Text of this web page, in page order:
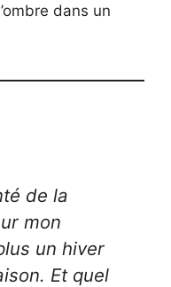
dans un
de la
mon
un hiver
Et quel